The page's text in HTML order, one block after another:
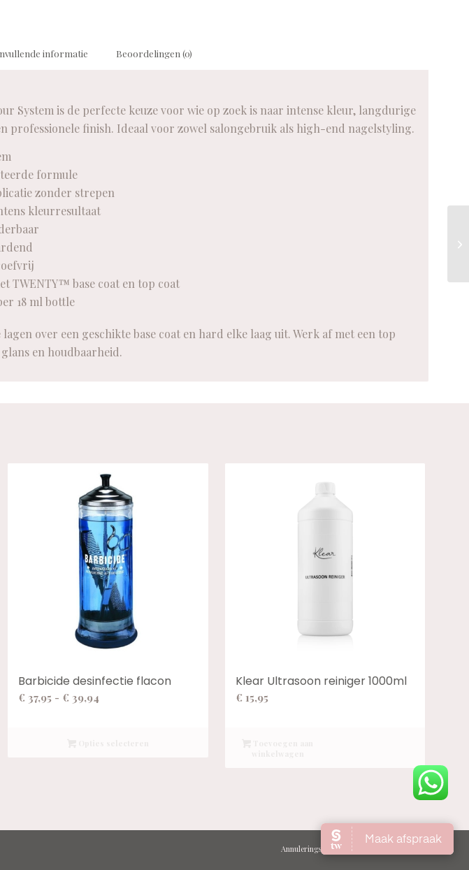
informatie Beoordelingen (0)
System is de perfecte keuze voor wie op zoek is naar intense kleur, langdurige
professionele finish. Ideaal voor zowel salongebruik als high-end nagelstyling.
formule
zonder strepen
kleurresultaat
TWENTY™ base coat en top coat
18 ml bottle
over een geschikte base coat en hard elke laag uit. Werk af met een top
en houdbaarheid.
Barbicide desinfectie flacon
€ 37,95 - € 39,94
Klear Ultrasoon reiniger 1000ml
€ 15,95
Annulerings- en afspraakbeleid